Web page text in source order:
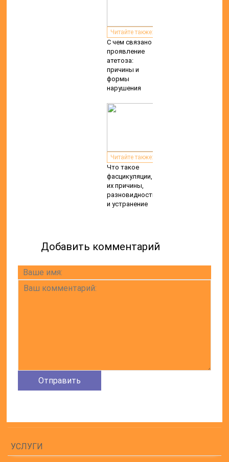
Читайте также:
С чем связано
проявление
атетоза:
причины и
формы
нарушения
Читайте также:
Что такое
фасцикуляции,
их причины,
разновидности
и устранение
Добавить комментарий
УСЛУГИ